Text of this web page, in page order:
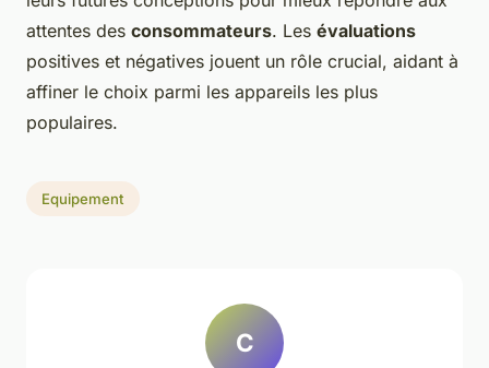
attentes des consommateurs. Les évaluations
positives et négatives jouent un rôle crucial, aidant à
affiner le choix parmi les appareils les plus
populaires.
Equipement
C